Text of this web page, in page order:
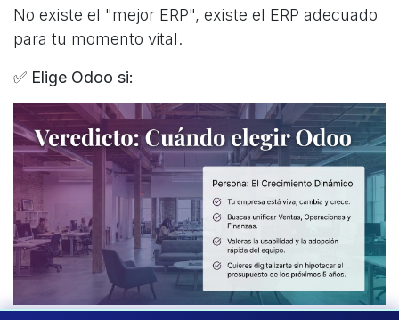
No existe el "mejor ERP", existe el ERP adecuado
para tu momento vital.
✅ Elige Odoo si: